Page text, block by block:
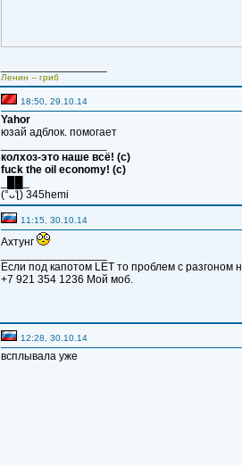
Ленин -- гриб
18:50, 29.10.14
Yahor
юзай адблок. помогает
колхоз-это наше всё! (с)
fuck the oil economy! (c)
(°ᴗƪ) 345hemi
11:15, 30.10.14
Ахтунг
Если под капотом LET то проблем с разгоном
+7 921 354 1236 Мой моб.
12:28, 30.10.14
всплывала уже